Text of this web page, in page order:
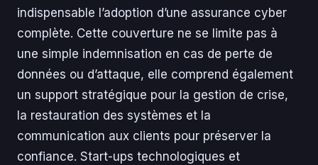
indispensable l’adoption d’une assurance cyber
complète. Cette couverture ne se limite pas à
une simple indemnisation en cas de perte de
données ou d’attaque, elle comprend également
un support stratégique pour la gestion de crise,
la restauration des systèmes et la
communication aux clients pour préserver la
confiance. Start-ups technologiques et